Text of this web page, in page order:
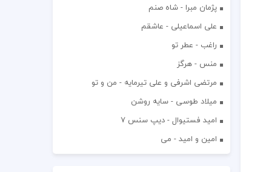
پژمان مبرا - شاه صنم
علی اسماعیلی - عاشقم
راغب - عطر تو
منس - هرگز
مرتضی اشرفی و علی تیرمایه - من و تو
میلاد طوسی - سایه روشن
اميد فستيوال - ديپ سنس ۷
امین و امید - می